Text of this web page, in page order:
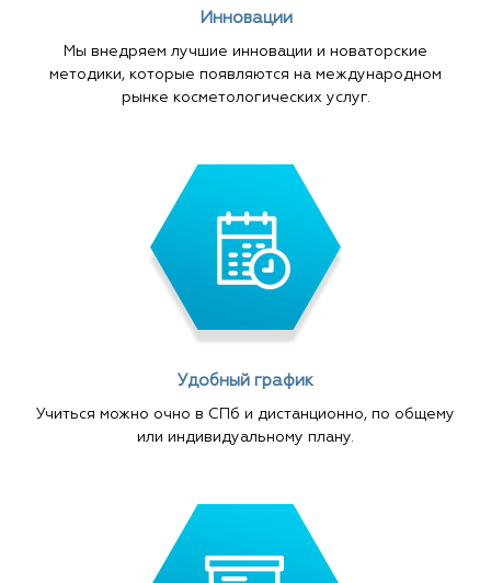
Инновации
Мы внедряем лучшие инновации и новаторские
методики, которые появляются на международном
рынке косметологических услуг.
Удобный график
Учиться можно очно в СПб и дистанционно, по общему
или индивидуальному плану.